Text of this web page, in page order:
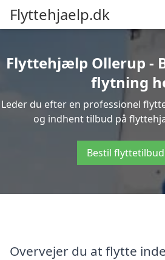
Flyttehjaelp.dk
Flyttehjælp Ollerup -
flytning
Leder du efter en professionel
og indhent tilbud på
Bestil
Overvejer du at flytte